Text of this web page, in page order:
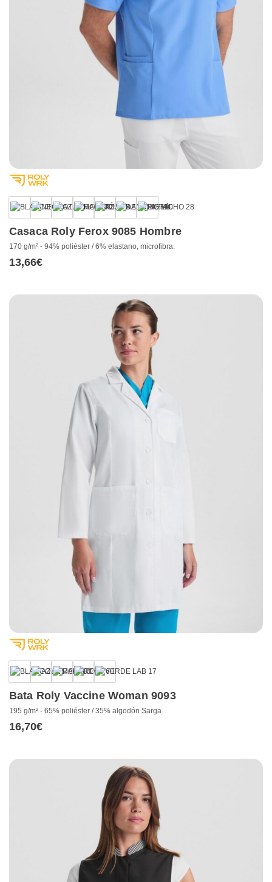
+1
Casaca Roly Ferox 9085 Hombre
170 g/m² - 94% poliéster / 6% elastano, microfibra.
13,66€
Bata Roly Vaccine Woman 9093
195 g/m² - 65% poliéster / 35% algodón Sarga
16,70€